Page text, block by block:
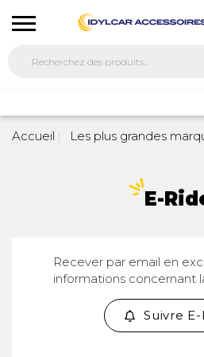
Accueil
Les plus grandes
E-
Recever par email en
informations concernant
Suivre E-